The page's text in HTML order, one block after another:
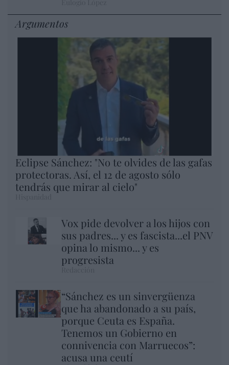
Argumentos
Eclipse Sánchez: "No te olvides de las gafas
protectoras. Así, el 12 de agosto sólo
tendrás que mirar al cielo"
Vox pide devolver a los hijos con
sus padres... y es fascista...el PNV
opina lo mismo... y es
progresista
“Sánchez es un sinvergüenza
que ha abandonado a su país,
porque Ceuta es España.
Tenemos un Gobierno en
connivencia con Marruecos”:
acusa una ceutí